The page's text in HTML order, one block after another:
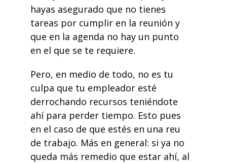
hayas asegurado que no tienes
tareas por cumplir en la reunión y
que en la agenda no hay un punto
en el que se te requiere.
Pero, en medio de todo, no es tu
culpa que tu empleador esté
derrochando recursos teniéndote
ahí para perder tiempo. Esto pues
en el caso de que estés en una reu
de trabajo. Más en general: si ya no
queda más remedio que estar ahí, al